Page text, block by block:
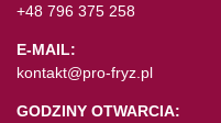
+48 796 375 258
E-MAIL:
kontakt@pro-fryz.pl
GODZINY OTWARCIA: